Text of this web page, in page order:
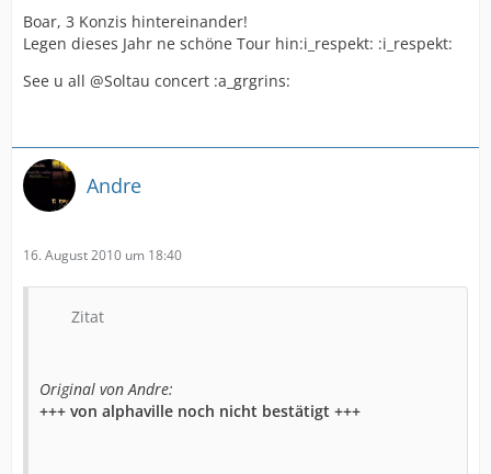
Boar, 3 Konzis hintereinander!
Legen dieses Jahr ne schöne Tour hin:i_respekt: :i_respekt:
See u all @Soltau concert :a_grgrins:
Andre
16. August 2010 um 18:40
Zitat
Original von Andre:
+++ von alphaville noch nicht bestätigt +++